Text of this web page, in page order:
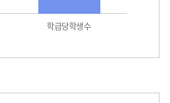
학급당학생수